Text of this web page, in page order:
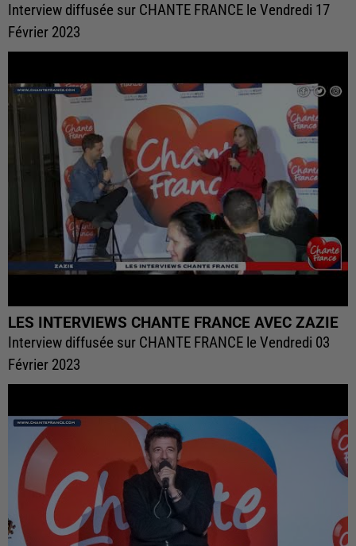
Interview diffusée sur CHANTE FRANCE le Vendredi 17
Février 2023
LES INTERVIEWS CHANTE FRANCE AVEC ZAZIE
Interview diffusée sur CHANTE FRANCE le Vendredi 03
Février 2023